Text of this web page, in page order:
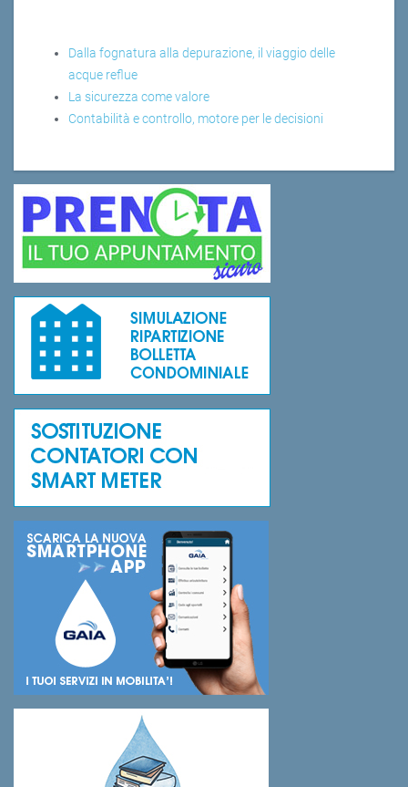
Dalla fognatura alla depurazione, il viaggio delle
acque reflue
La sicurezza come valore
Contabilità e controllo, motore per le decisioni